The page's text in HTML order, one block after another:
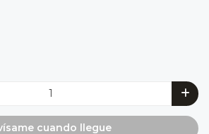
cuando llegue